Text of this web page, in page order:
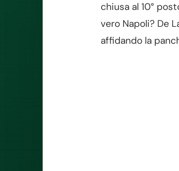
chiusa al 10°
vero Napoli? De
affidando la